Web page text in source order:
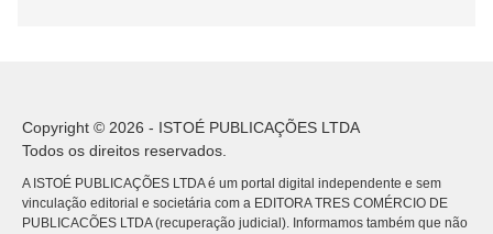
Copyright © 2026 - ISTOÉ PUBLICAÇÕES LTDA
Todos os direitos reservados.
A ISTOÉ PUBLICAÇÕES LTDA é um portal digital independente e sem
vinculação editorial e societária com a EDITORA TRES COMÉRCIO DE
PUBLICACÕES LTDA (recuperação judicial). Informamos também que não